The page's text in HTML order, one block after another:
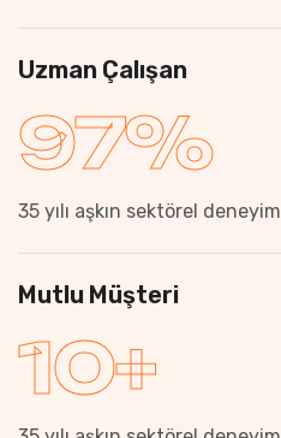
Uzman Çalışan
97%
35 yılı aşkın sektörel deneyim
Mutlu Müşteri
10+